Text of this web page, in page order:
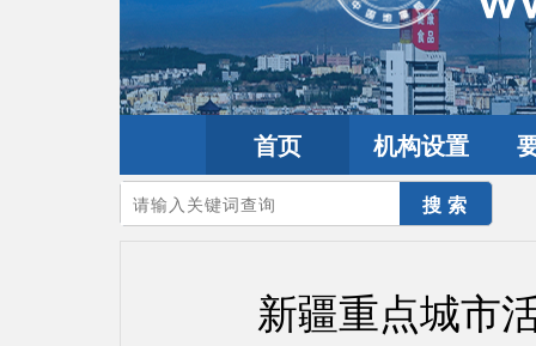
首页 机构设置
您的当前位置：首页>政务公开
新疆重点城市